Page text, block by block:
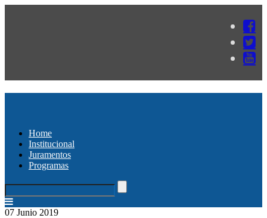
Home
Institucional
Juramentos
Programas
07 Junio 2019